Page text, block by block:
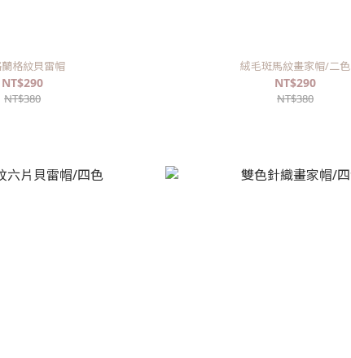
格紋貝雷帽
NT$290
NT$380
絨毛斑馬紋畫家帽/二色
NT$290
NT$380